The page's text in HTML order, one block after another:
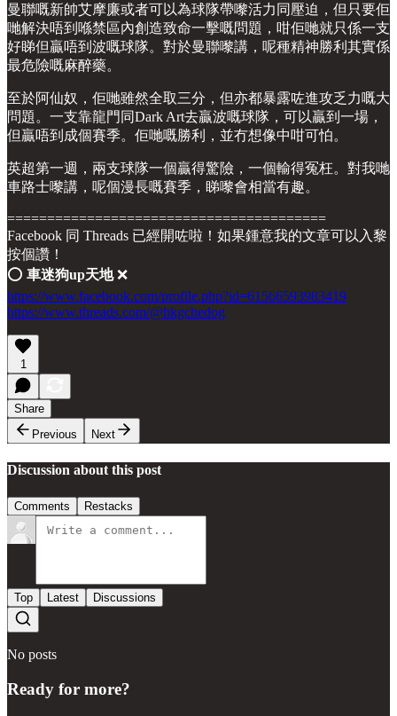
曼聯嘅新帥艾摩廉或者可以為球隊帶嚟活力同壓迫，但只要佢
哋解決唔到喺禁區內創造致命一擊嘅問題，咁佢哋就只係一支
好睇但贏唔到波嘅球隊。對於曼聯嚟講，呢種精神勝利其實係
最危險嘅麻醉藥。
至於阿仙奴，佢哋雖然全取三分，但亦都暴露咗進攻乏力嘅大
問題。一支靠龍門同Dark Art去贏波嘅球隊，可以贏到一場，
但贏唔到成個賽季。佢哋嘅勝利，並冇想像中咁可怕。
英超第一週，兩支球隊一個贏得驚險，一個輸得冤枉。對我哋
車路士嚟講，呢個漫長嘅賽季，睇嚟會相當有趣。
========================================
Facebook 同 Threads 已經開咗啦！如果鍾意我的文章可以入黎
按個讚！
⭕️ 車迷狗up天地❌
https://www.facebook.com/profile.php?id=61566593983419
https://www.threads.com/@hkgchedog
1
Share
Previous
Next
Discussion about this post
Comments Restacks
Top Latest Discussions
No posts
Ready for more?